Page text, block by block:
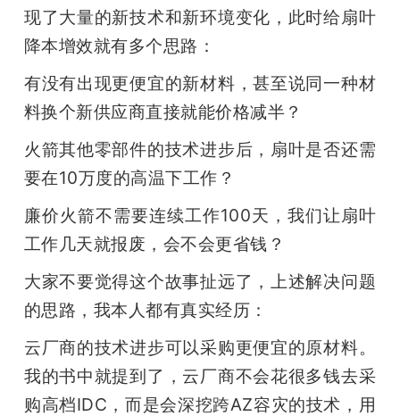
现了大量的新技术和新环境变化，此时给扇叶
降本增效就有多个思路：
有没有出现更便宜的新材料，甚至说同一种材
料换个新供应商直接就能价格减半？
火箭其他零部件的技术进步后，扇叶是否还需
要在10万度的高温下工作？
廉价火箭不需要连续工作100天，我们让扇叶
工作几天就报废，会不会更省钱？
大家不要觉得这个故事扯远了，上述解决问题
的思路，我本人都有真实经历：
云厂商的技术进步可以采购更便宜的原材料。
我的书中就提到了，云厂商不会花很多钱去采
购高档IDC，而是会深挖跨AZ容灾的技术，用